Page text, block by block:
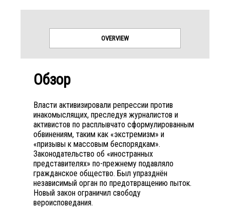
OVERVIEW
Обзор
Власти активизировали репрессии против
инакомыслящих, преследуя журналистов и
активистов по расплывчато сформулированным
обвинениям, таким как «экстремизм» и
«призывы к массовым беспорядкам».
Законодательство об «иностранных
представителях» по-прежнему подавляло
гражданское общество. Был упразднён
независимый орган по предотвращению пыток.
Новый закон ограничил свободу
вероисповедания.